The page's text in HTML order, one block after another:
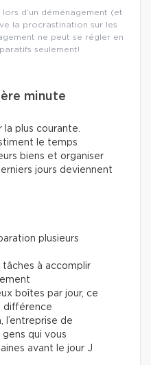
lors d’un déménagement (et
la procrastination sur les
ne peut se régler en
seulement!
minute
la plus courante.
le temps
biens et organiser
jours deviennent
plusieurs
tâches à accomplir
boîtes par jour, ce
différence
l’entreprise de
qui vous
avant le jour J